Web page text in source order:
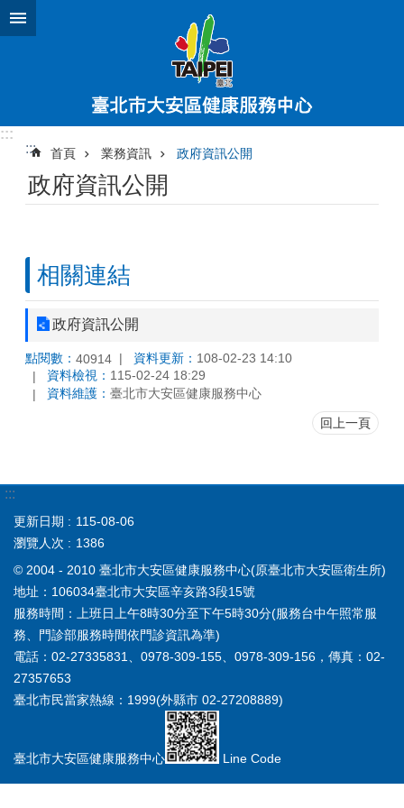
跳到主要內容區塊
:::
:::
首頁 業務資訊 政府資訊公開
政府資訊公開
相關連結
政府資訊公開
點閱數： 40914 資料更新： 108-02-23 14:10
資料檢視： 115-02-24 18:29
資料維護： 臺北市大安區健康服務中心
回上一頁
:::
更新日期
115-08-06
瀏覽人次
1386
© 2004 - 2010 臺北市大安區健康服務中心(原臺北市大安區衛生所)
地址：106034臺北市大安區辛亥路3段15號
服務時間：上班日上午8時30分至下午5時30分(服務台中午照常服
務、門診部服務時間依門診資訊為準)
電話：02-27335831、0978-309-155、0978-309-156，傳真：02-
27357653
臺北市民當家熱線：1999(外縣市 02-27208889)
臺北市大安區健康服務中心 Line Code